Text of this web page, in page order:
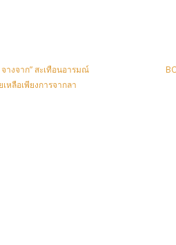
างจาก” สะเทือนอารมณ์
หลือเพียงการจากลา